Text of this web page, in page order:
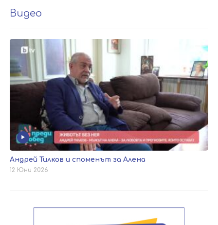
Видео
Андрей Тилков и споменът за Алена
12 Юни 2026